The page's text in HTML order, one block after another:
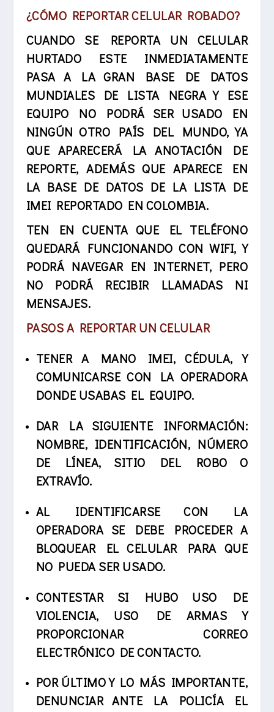
¿CÓMO REPORTAR CELULAR ROBADO?
CUANDO SE REPORTA UN CELULAR
HURTADO ESTE INMEDIATAMENTE
PASA A LA GRAN BASE DE DATOS
MUNDIALES DE LISTA NEGRA Y ESE
EQUIPO NO PODRÁ SER USADO EN
NINGÚN OTRO PAÍS DEL MUNDO, YA
QUE APARECERÁ LA ANOTACIÓN DE
REPORTE, ADEMÁS QUE APARECE EN
LA BASE DE DATOS DE LA LISTA DE
IMEI REPORTADO EN COLOMBIA.
TEN EN CUENTA QUE EL TELÉFONO
QUEDARÁ FUNCIONANDO CON WIFI, Y
PODRÁ NAVEGAR EN INTERNET, PERO
NO PODRÁ RECIBIR LLAMADAS NI
MENSAJES.
PASOS A REPORTAR UN CELULAR
TENER A MANO IMEI, CÉDULA, Y
COMUNICARSE CON LA OPERADORA
DONDE USABAS EL EQUIPO.
DAR LA SIGUIENTE INFORMACIÓN:
NOMBRE, IDENTIFICACIÓN, NÚMERO
DE LÍNEA, SITIO DEL ROBO O
EXTRAVÍO.
AL IDENTIFICARSE CON LA
OPERADORA SE DEBE PROCEDER A
BLOQUEAR EL CELULAR PARA QUE
NO PUEDA SER USADO.
CONTESTAR SI HUBO USO DE
VIOLENCIA, USO DE ARMAS Y
PROPORCIONAR CORREO
ELECTRÓNICO DE CONTACTO.
POR ÚLTIMO Y LO MÁS IMPORTANTE,
DENUNCIAR ANTE LA POLICÍA EL